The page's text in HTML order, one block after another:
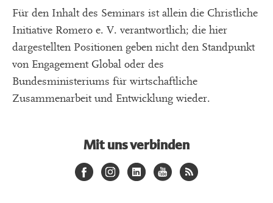
Für den Inhalt des Seminars ist allein die Christliche
Initiative Romero e. V. verantwortlich; die hier
dargestellten Positionen geben nicht den Standpunkt
von Engagement Global oder des
Bundesministeriums für wirtschaftliche
Zusammenarbeit und Entwicklung wieder.
Mit uns verbinden